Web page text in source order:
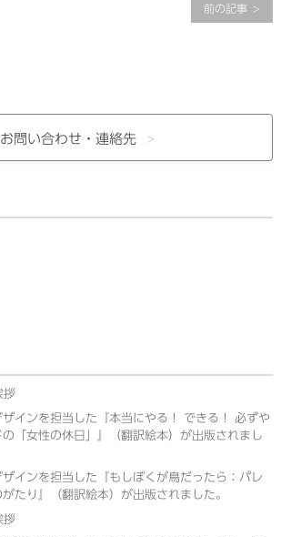
前の記事
お問い合わせ・ 連絡先
拶
インを担当した『本当にやる！ できる！ 必ずや
「女性の休日」』（翻訳絵本）が出版されまし
インを担当した『もしぼくが鳥だったら：パレ
たり』（翻訳絵本）が出版されました。
拶